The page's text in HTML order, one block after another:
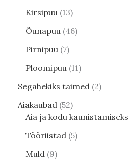
Kirsipuu 13
Õunapuu 46
Pirnipuu 7
Ploomipuu 11
Segahekiks taimed 2
Aiakaubad 52
Aia ja kodu kaunistamiseks
Tööriistad 5
Muld 9